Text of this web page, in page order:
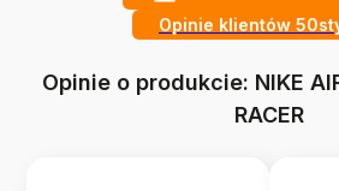
Opinie klientów
Opinie o produkcie: NIKE
RACER